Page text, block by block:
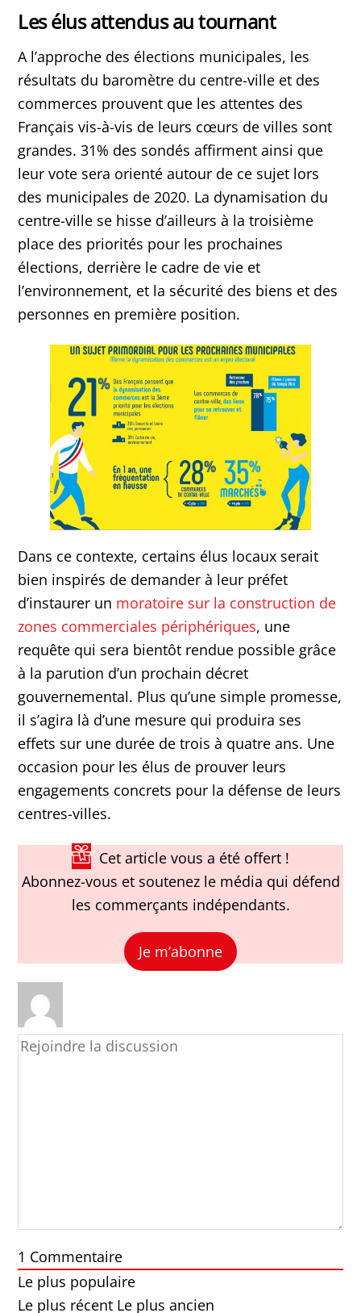
Les élus attendus au tournant
A l’approche des élections municipales, les
résultats du baromètre du centre-ville et des
commerces prouvent que les attentes des
Français vis-à-vis de leurs cœurs de villes sont
grandes. 31% des sondés affirment ainsi que
leur vote sera orienté autour de ce sujet lors
des municipales de 2020. La dynamisation du
centre-ville se hisse d’ailleurs à la troisième
place des priorités pour les prochaines
élections, derrière le cadre de vie et
l’environnement, et la sécurité des biens et des
personnes en première position.
Dans ce contexte, certains élus locaux serait
bien inspirés de demander à leur préfet
d’instaurer un moratoire sur la construction de
zones commerciales périphériques, une
requête qui sera bientôt rendue possible grâce
à la parution d’un prochain décret
gouvernemental. Plus qu’une simple promesse,
il s’agira là d’une mesure qui produira ses
effets sur une durée de trois à quatre ans. Une
occasion pour les élus de prouver leurs
engagements concrets pour la défense de leurs
centres-villes.
Cet article vous a été offert !
Abonnez-vous et soutenez le média qui défend
les commerçants indépendants.
Je m’abonne
1 Commentaire
Le plus populaire
Le plus récent Le plus ancien